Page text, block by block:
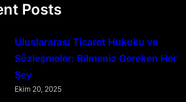
Posts
Uluslararası Ticaret Hukuku ve
Sözleşmeler: Bilmeniz Gereken Her
Şey
Ekim 20, 2025